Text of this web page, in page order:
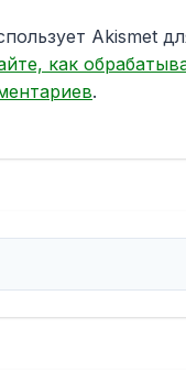
Akismet
как
.